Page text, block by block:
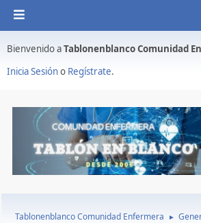
Bienvenido aTablonenblanco Comunidad
Inicia Sesióno Regístrate.
Tablonenblanco Comunidad Enfermera ►